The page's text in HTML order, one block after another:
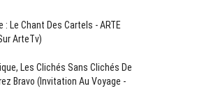
: Le Chant Des Cartels - ARTE
ArteTv)
Les Clichés Sans Clichés De
Bravo (Invitation Au Voyage -